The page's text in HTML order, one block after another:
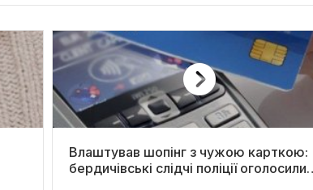
Влаштував шопінг з чужою карткою:
бердичівські слідчі поліції оголосили